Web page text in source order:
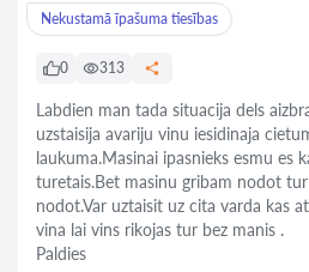
Nekustamā īpašuma tiesības
0 313
Labdien man tada situacija dels
uzstaisija avariju vinu iesidinaja
laukuma.Masinai ipasnieks esmu es
turetais.Bet masinu gribam nodot
nodot.Var uztaisit uz cita varda kas
vina lai vins rikojas tur bez manis .
Paldies